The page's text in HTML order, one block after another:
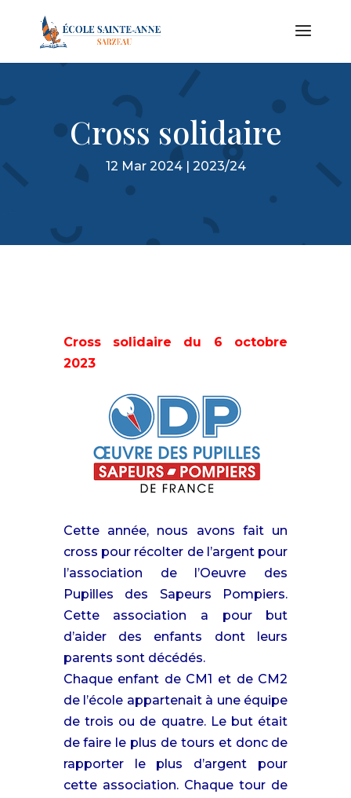
Cross solidaire
12 Mar 2024| 2023/24
Cross solidaire du 6 octobre
2023
Cette année, nous avons fait un
cross pour récolter de l’argent pour
l’association de l’Oeuvre des
Pupilles des Sapeurs Pompiers.
Cette association a pour but
d’aider des enfants dont leurs
parents sont décédés.
Chaque enfant de CM1 et de CM2
de l’école appartenait à une équipe
de trois ou de quatre. Le but était
de faire le plus de tours et donc de
rapporter le plus d’argent pour
cette association. Chaque tour de